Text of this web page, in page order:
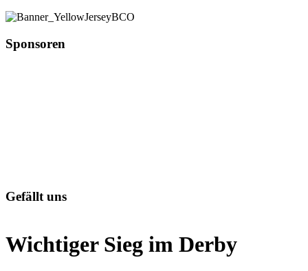
Sponsoren
Gefällt uns
Wichtiger Sieg im Derby